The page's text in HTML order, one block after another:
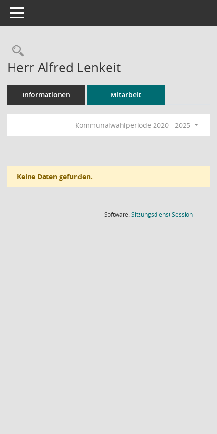
Toggle navigation
Rechercheauswahl
Herr Alfred Lenkeit
Informationen Mitarbeit
Kommunalwahlperiode 2020 - 2025
Keine Daten gefunden.
Software:SitzungsdienstSession(Wird in